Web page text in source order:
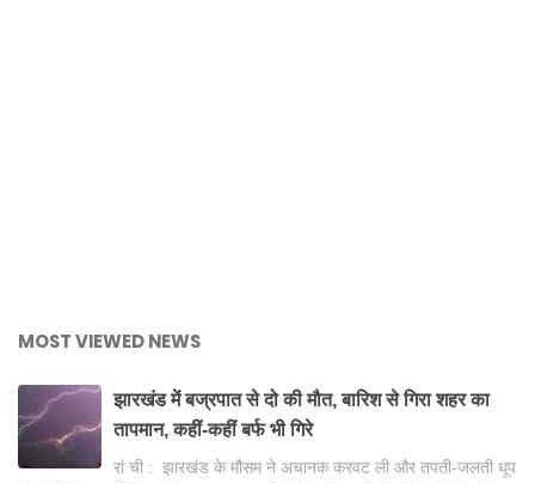
MOST VIEWED NEWS
झारखंड में बज्रपात से दो की मौत, बारिश से गिरा शहर का
तापमान, कहीं-कहीं बर्फ भी गिरे
रां ची : झारखंड के मौसम ने अचानक करवट ली और तपती-जलती धूप